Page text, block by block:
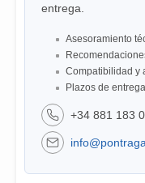
entrega.
Asesoramiento
Compatibilidad y
Plazos de
+34 881 183